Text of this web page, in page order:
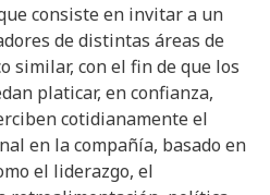
consiste en invitar a un
de distintas áreas de
similar, con el fin de que los
platicar, en confianza,
cotidianamente el
en la compañía, basado en
el liderazgo, el